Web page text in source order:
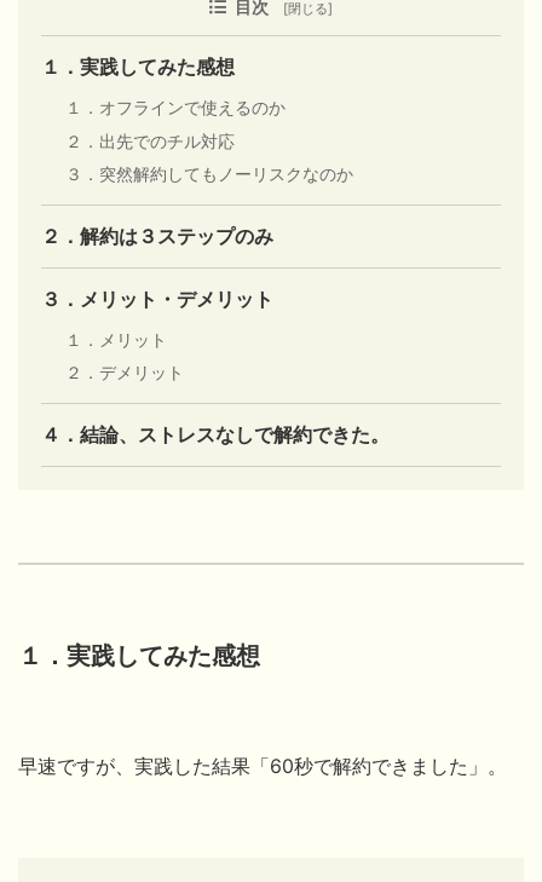
目次
１．実践してみた感想
１．オフラインで使えるのか
２．出先でのチル対応
３．突然解約してもノーリスクなのか
２．解約は３ステップのみ
３．メリット・デメリット
１．メリット
２．デメリット
４．結論、ストレスなしで解約できた。
１．実践してみた感想
早速ですが、実践した結果「60秒で解約できました」。